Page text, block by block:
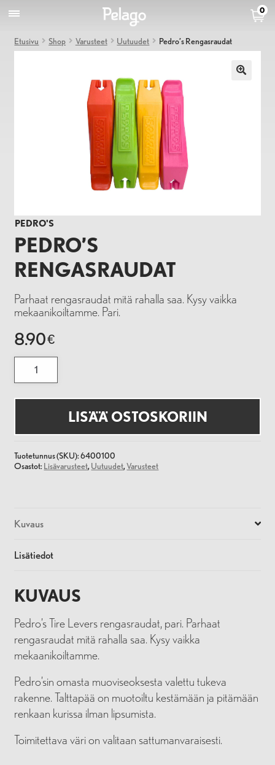
0
Etusivu Shop Varusteet Uutuudet Pedro’s Rengasraudat
PEDRO'S
PEDRO’S
RENGASRAUDAT
Parhaat rengasraudat mitä rahalla saa. Kysy vaikka
mekaanikoiltamme. Pari.
8.90€
Pedro's
Rengasraudat
määrä
LISÄÄ OSTOSKORIIN
Tuotetunnus (SKU):6400100
Osastot: Lisävarusteet, Uutuudet,Varusteet
Kuvaus
Lisätiedot
KUVAUS
Pedro’s Tire Levers rengasraudat, pari. Parhaat
rengasraudat mitä rahalla saa. Kysy vaikka
mekaanikoiltamme.
Pedro’sin omasta muoviseoksesta valettu tukeva
rakenne. Talttapää on muotoiltu kestämään ja pitämään
renkaan kurissa ilman lipsumista.
Toimitettava väri on valitaan sattumanvaraisesti.